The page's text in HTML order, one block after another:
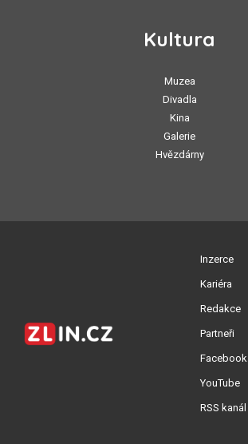
Kultura
Muzea
Divadla
Kina
Galerie
Hvězdárny
Inzerce
Kariéra
Redakce
Partneři
Facebook
YouTube
RSS kanál